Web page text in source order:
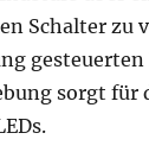
Schalter zu
sorgt für